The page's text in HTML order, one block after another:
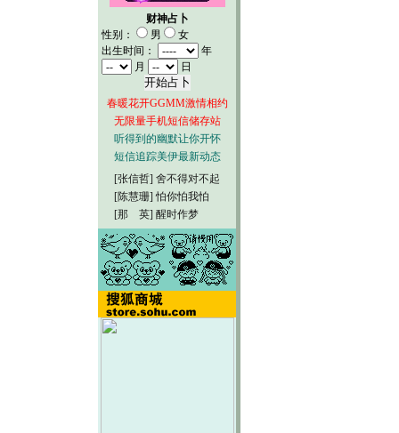
财神占卜
性别：
男
女
出生时间：
年
月
日
春暖花开GGMM激情相约
无限量手机短信储存站
听得到的幽默让你开怀
短信追踪美伊最新动态
[张信哲] 舍不得对不起
[陈慧珊] 怕你怕我怕
[那 英] 醒时作梦